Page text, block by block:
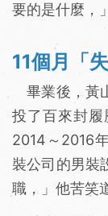
要的是什麼，
11個月「
畢業後，黃
投了百來封
2014～2016
裝公司的男裝
職，」他苦笑